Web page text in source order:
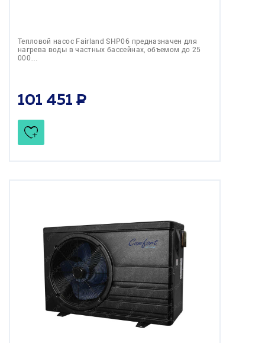
Тепловой насос Fairland SHP06 предназначен для
нагрева воды в частных бассейнах, объемом до 25
000…
101 451